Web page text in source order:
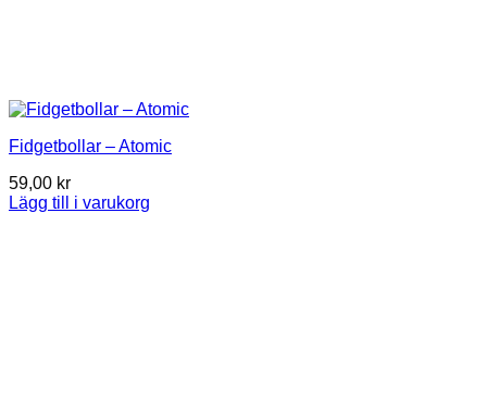
Fidgetbollar – Atomic
59,00 kr
Lägg till i varukorg